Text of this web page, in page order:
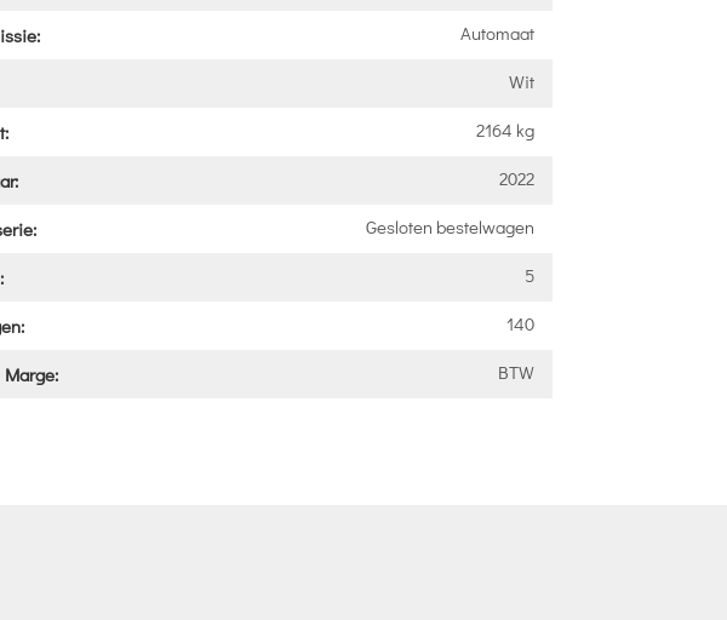
Automaat
Wit
2164 kg
2022
Gesloten bestelwagen
5
140
Marge: BTW